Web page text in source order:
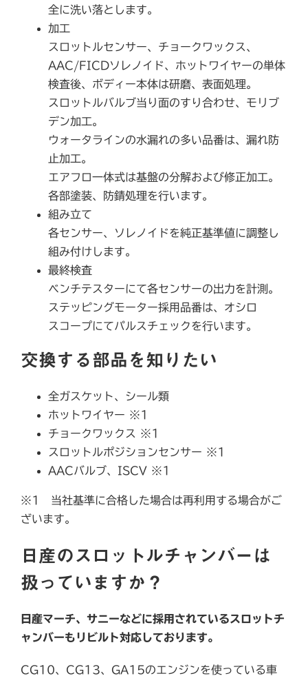
全に洗い落とします。
加工
スロットルセンサー、チョークワックス、
AAC/FICDソレノイド、ホットワイヤーの単体
検査後、ボディー本体は研磨、表面処理。
スロットルバルブ当り面のすり合わせ、モリブ
デン加工。
ウォータラインの水漏れの多い品番は、漏れ防
止加工。
エアフロ一体式は基盤の分解および修正加工。
各部塗装、防錆処理を行います。
組み立て
各センサー、ソレノイドを純正基準値に調整し
組み付けします。
最終検査
ベンチテスターにて各センサーの出力を計測。
ステッピングモーター採用品番は、オシロ
スコープにてパルスチェックを行います。
交換する部品を知りたい
全ガスケット、シール類
ホットワイヤー ※1
チョークワックス ※1
スロットルポジションセンサー ※1
AACバルブ、ISCV ※1
※1 当社基準に合格した場合は再利用する場合がご
ざいます。
日産のスロットルチャンバーは
扱っていますか？
日産マーチ、サニーなどに採用されているスロットチ
ャンバーもリビルト対応しております。
CG10、CG13、GA15のエンジンを使っている車